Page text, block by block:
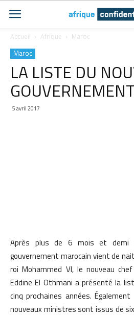
Accueil Afrique Maroc
Maroc
LA LISTE DU
5 avril 2017
Après plus de 6 mois et demi
gouvernement marocain vient de
roi Mohammed VI, le nouveau
Eddine El Othmani a présenté la
cinq prochaines années.
nouveaux ministres sont issus de